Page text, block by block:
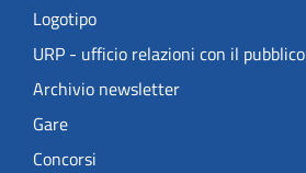
Logotipo
URP - ufficio relazioni con il pubblico
Archivio newsletter
Gare
Concorsi